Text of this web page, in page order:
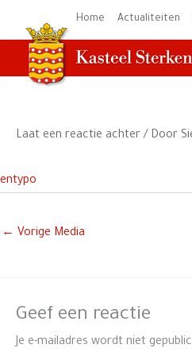
inhoud
Home Actualiteiten
Laat een reactie achter / Door
entypo
← Vorige Media
Geef een reactie
Je e-mailadres wordt niet